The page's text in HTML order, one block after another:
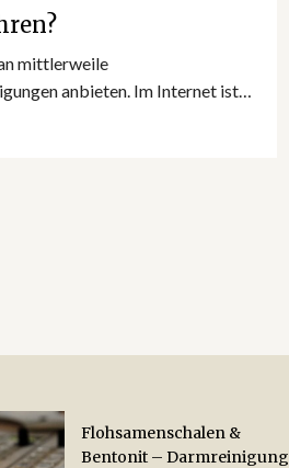
mittlerweile
anbieten. Im Internet ist…
Flohsamenschalen &
Bentonit – Darmreinigung